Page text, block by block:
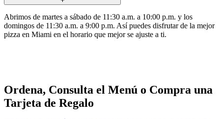
Abrimos de martes a sábado de 11:30 a.m. a 10:00 p.m. y los
domingos de 11:30 a.m. a 9:00 p.m. Así puedes disfrutar de la mejor
pizza en Miami en el horario que mejor se ajuste a ti.
Ordena, Consulta el Menú o Compra una
Tarjeta de Regalo